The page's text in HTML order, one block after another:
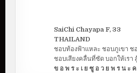
SaiChi Chayapa F, 33
THAILAND
ชอบท้องฟ้าแหละ ชอบภูเขา ช
ชอบเสียงคลื่นที่ซัด บอกให้เรา
ข อ พ ร ะ เ ย ซู อ ว ย พ ร น ะ